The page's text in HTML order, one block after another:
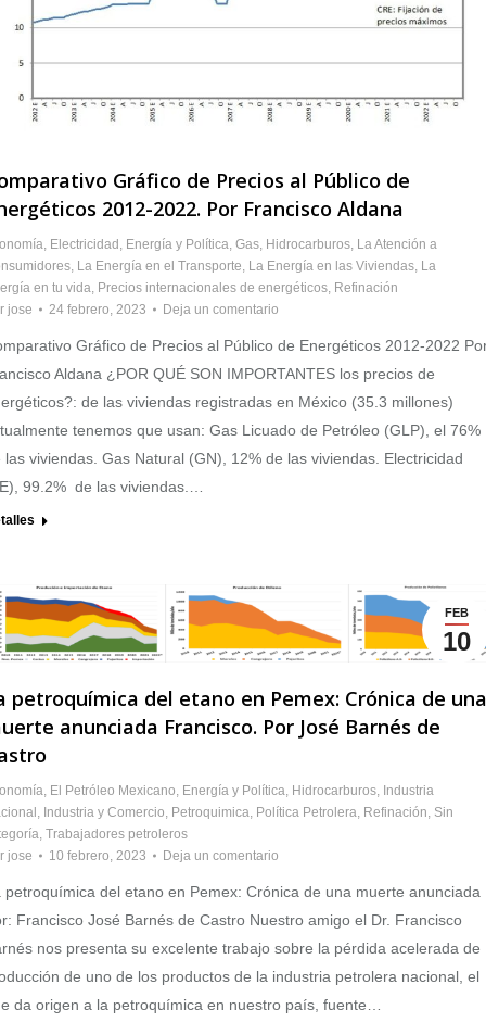
Gráfico de Precios al Público de
2012-2022. Por Francisco Aldana
, Electricidad, Energía y Política, Gas, Hidrocarburos, La Atención a
, La Energía en el Transporte, La Energía en las Viviendas, La
en tu vida, Precios internacionales de energéticos, Refinación
jose 24 febrero, 2023 Deja un comentario
Gráfico de Precios al Público de Energéticos 2012-2022
Aldana ¿POR QUÉ SON IMPORTANTES los precios de
de las viviendas registradas en México (35.3 millones)
tenemos que usan: Gas Licuado de Petróleo (GLP), el 76%
las viviendas. Gas Natural (GN), 12% de las viviendas. Electricidad
99.2% de las viviendas.…
FEB
10
petroquímica del etano en Pemex: Crónica de una
anunciada Francisco. Por José Barnés de
, El Petróleo Mexicano, Energía y Política, Hidrocarburos, Industria
, Industria y Comercio, Petroquimica, Política Petrolera, Refinación, Sin
, Trabajadores petroleros
jose 10 febrero, 2023 Deja un comentario
petroquímica del etano en Pemex: Crónica de una muerte anunciada
Francisco José Barnés de Castro Nuestro amigo el Dr. Francisco
nos presenta su excelente trabajo sobre la pérdida acelerada de
de uno de los productos de la industria petrolera nacional, el
da origen a la petroquímica en nuestro país, fuente…